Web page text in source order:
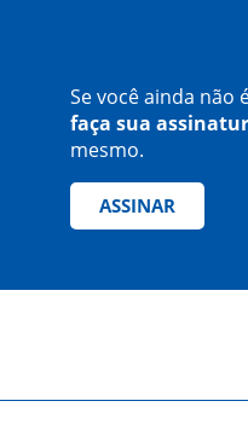
Se você ainda não
faça sua
mesmo.
ASSINAR